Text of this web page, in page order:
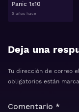
Panic 1x10
5 años hace
Deja una
Tu dirección de correo
obligatorios están
Comentario *